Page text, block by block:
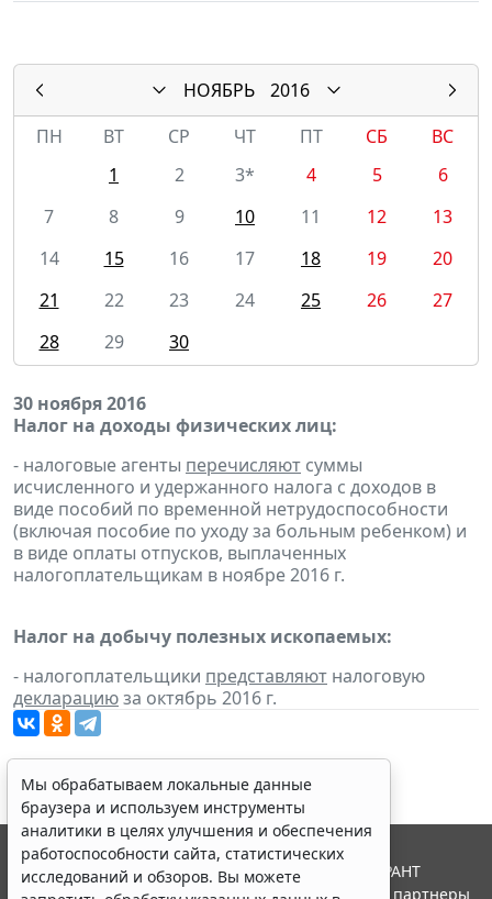
НОЯБРЬ
2016
ПН
ВТ СР ЧТ ПТ СБ
ВС
1
2 3* 4 5
6
7
8 9 10 11 12
13
14
15 16 17 18 19
20
21
22 23 24 25 26
27
28
29 30
30 ноября 2016
Налог на доходы физических лиц:
- налоговые агенты перечисляют суммы
исчисленного и удержанного налога с доходов в
виде пособий по временной нетрудоспособности
(включая пособие по уходу за больным ребенком) и
в виде оплаты отпусков, выплаченных
налогоплательщикам в ноябре 2016 г.
Налог на добычу полезных ископаемых:
- налогоплательщики представляют налоговую
декларациюза октябрь 2016 г.
Мы обрабатываем локальные данные
браузера и используем инструменты
аналитики в целях улучшения и обеспечения
работоспособности сайта, статистических
исследований и обзоров. Вы можете
© ООО "НПП "ГАРАНТ-СЕРВИС", 2026. Система ГАРАНТ
выпускается с 1990 года. Компания "Гарант" и ее партнеры